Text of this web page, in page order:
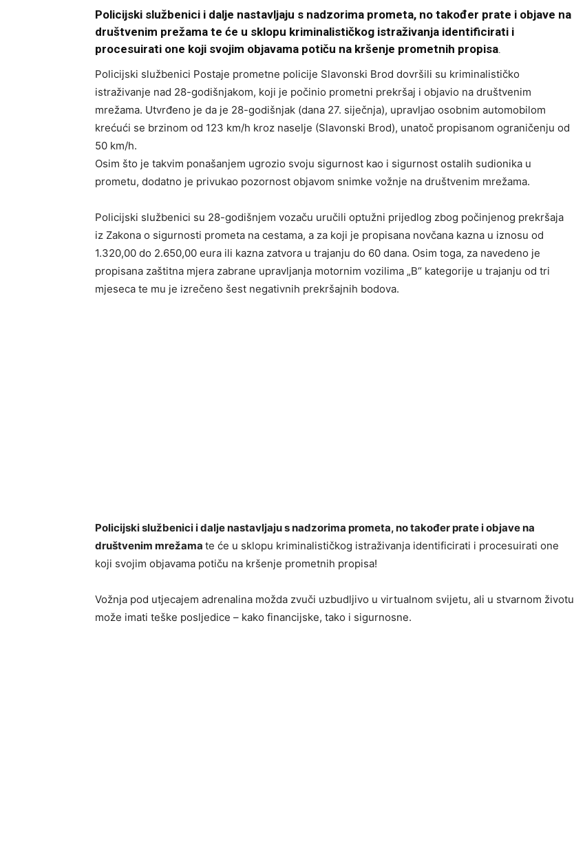
Policijski službenici i dalje nastavljaju s nadzorima prometa, no također prate i objave na
društvenim prežama te će u sklopu kriminalističkog istraživanja identificirati i
procesuirati one koji svojim objavama potiču na kršenje prometnih propisa.
Policijski službenici Postaje prometne policije Slavonski Brod dovršili su kriminalističko
istraživanje nad 28-godišnjakom, koji je počinio prometni prekršaj i objavio na društvenim
mrežama. Utvrđeno je da je 28-godišnjak (dana 27. siječnja), upravljao osobnim automobilom
krećući se brzinom od 123 km/h kroz naselje (Slavonski Brod), unatoč propisanom ograničenju od
50 km/h.
Osim što je takvim ponašanjem ugrozio svoju sigurnost kao i sigurnost ostalih sudionika u
prometu, dodatno je privukao pozornost objavom snimke vožnje na društvenim mrežama.
Policijski službenici su 28-godišnjem vozaču uručili optužni prijedlog zbog počinjenog prekršaja
iz Zakona o sigurnosti prometa na cestama, a za koji je propisana novčana kazna u iznosu od
1.320,00 do 2.650,00 eura ili kazna zatvora u trajanju do 60 dana. Osim toga, za navedeno je
propisana zaštitna mjera zabrane upravljanja motornim vozilima „B“ kategorije u trajanju od tri
mjeseca te mu je izrečeno šest negativnih prekršajnih bodova.
Policijski službenici i dalje nastavljaju s nadzorima prometa, no također prate i objave na
društvenim mrežama te će u sklopu kriminalističkog istraživanja identificirati i procesuirati one
koji svojim objavama potiču na kršenje prometnih propisa!
Vožnja pod utjecajem adrenalina možda zvuči uzbudljivo u virtualnom svijetu, ali u stvarnom životu
može imati teške posljedice – kako financijske, tako i sigurnosne.